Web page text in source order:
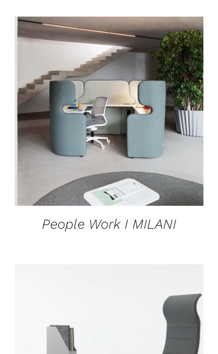
DÉTAILS
People Work I MILANI